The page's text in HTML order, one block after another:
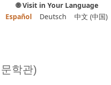
🌐 Visit in Your Language
Español Deutsch 中文 (中国)
학관)